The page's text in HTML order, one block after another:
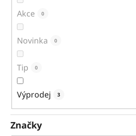
Akce 0
Novinka 0
Tip 0
Výprodej 3
Značky